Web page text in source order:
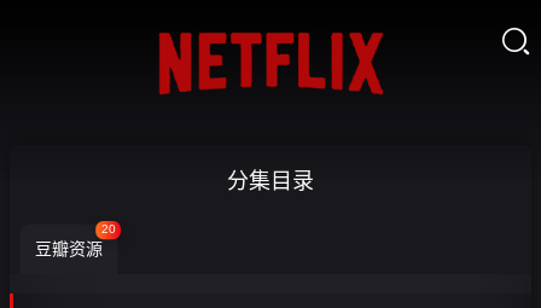

之
分集目录
豆瓣资源
20